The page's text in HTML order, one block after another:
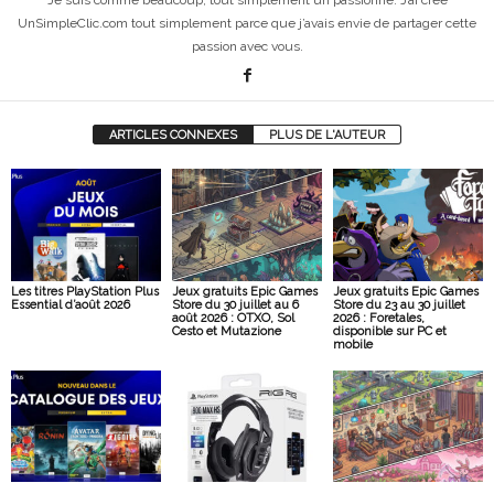
UnSimpleClic.com tout simplement parce que j’avais envie de partager cette
passion avec vous.
ARTICLES CONNEXES PLUS DE L'AUTEUR
Les titres PlayStation Plus
Essential d’août 2026
Jeux gratuits Epic Games
Store du 30 juillet au 6
août 2026 : OTXO, Sol
Cesto et Mutazione
Jeux gratuits Epic Games
Store du 23 au 30 juillet
2026 : Foretales,
disponible sur PC et
mobile